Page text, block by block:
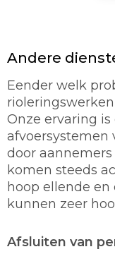
Andere
Eender welk
Onze ervaring
afvoersystemen
door
komen steeds
hoop ellende en
kunnen zeer
Afsluiten van